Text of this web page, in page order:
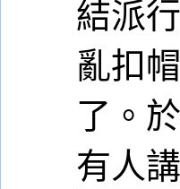
結派
亂扣
了。
有人